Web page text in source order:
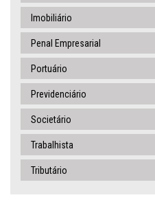
Imobiliário
Penal Empresarial
Portuário
Previdenciário
Societário
Trabalhista
Tributário